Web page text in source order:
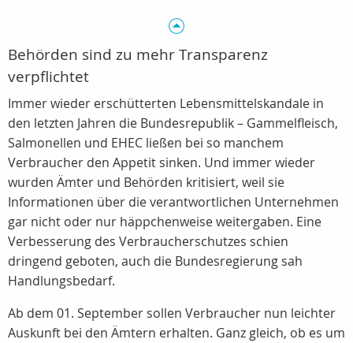
Behörden sind zu mehr Transparenz
verpflichtet
Immer wieder erschütterten Lebensmittelskandale in
den letzten Jahren die Bundesrepublik – Gammelfleisch,
Salmonellen und EHEC ließen bei so manchem
Verbraucher den Appetit sinken. Und immer wieder
wurden Ämter und Behörden kritisiert, weil sie
Informationen über die verantwortlichen Unternehmen
gar nicht oder nur häppchenweise weitergaben. Eine
Verbesserung des Verbraucherschutzes schien
dringend geboten, auch die Bundesregierung sah
Handlungsbedarf.
Ab dem 01. September sollen Verbraucher nun leichter
Auskunft bei den Ämtern erhalten. Ganz gleich, ob es um